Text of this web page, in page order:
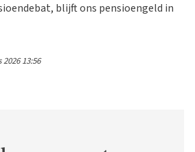
blijft ons pensioengeld in
13:56